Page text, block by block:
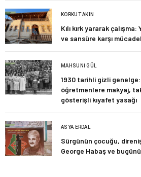
KORKUT AKIN
Kılı kırk yararak çalışma:
ve sansüre karşı
MAHSUNI GÜL
1930 tarihli gizli genelge:
öğretmenlere makyaj,
gösterişli kıyafet yasağı
ASYA ERDAL
Sürgünün çocuğu,
George Habaş ve